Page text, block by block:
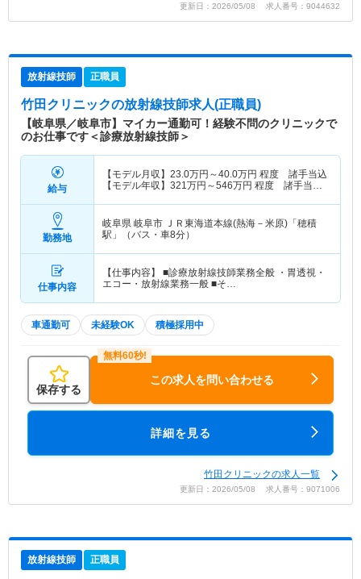
更新日：2026/05/08 求人番号：9044632
放射線技師 正職員
竹田クリニックの放射線技師求人(正職員)
【岐阜県／岐阜市】マイカー通勤可！経験不問のクリニックで
のお仕事です＜診療放射線技師＞
給与
【モデル月収】 23.0万円～40.0万円 程度 諸手当込
【モデル年収】 321万円～546万円 程度 諸手当・
勤務地
岐阜県 岐阜市 ＪＲ東海道本線(熱海－米原)「穂積
駅」（バス・車8分）
仕事内容
【仕事内容】 ■診療放射線技師業務全般 ・胃透視・
エコー・放射線業務一般 ■そ…
車通勤可 未経験OK 積極採用中
保存する
この求人を問い合わせる
詳細を見る
竹田クリニックの求人一覧
更新日：2026/05/08 求人番号：9071006
放射線技師 正職員